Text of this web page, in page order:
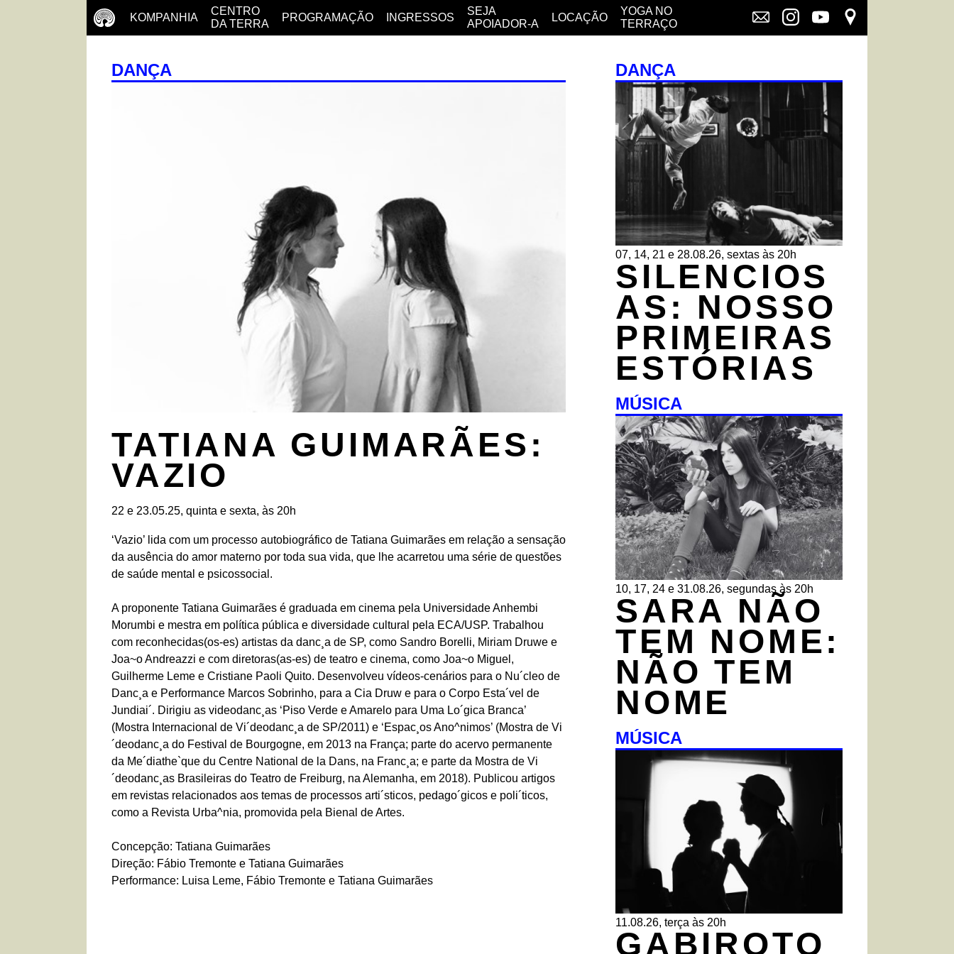
KOMPANHIA
CENTRO
DA TERRA
PROGRAMAÇÃO INGRESSOS
SEJA
APOIADOR-A
LOCAÇÃO
YOGA NO
TERRAÇO
DANÇA
TATIANA GUIMARÃES:
VAZIO
22 e 23.05.25, quinta e sexta, às 20h
‘Vazio’ lida com um processo autobiográfico de Tatiana Guimarães em relação a sensação
da ausência do amor materno por toda sua vida, que lhe acarretou uma série de questões
de saúde mental e psicossocial.
A proponente Tatiana Guimarães é graduada em cinema pela Universidade Anhembi
Morumbi e mestra em política pública e diversidade cultural pela ECA/USP. Trabalhou
com reconhecidas(os-es) artistas da danc¸a de SP, como Sandro Borelli, Miriam Druwe e
Joa~o Andreazzi e com diretoras(as-es) de teatro e cinema, como Joa~o Miguel,
Guilherme Leme e Cristiane Paoli Quito. Desenvolveu vídeos-cenários para o Nu´cleo de
Danc¸a e Performance Marcos Sobrinho, para a Cia Druw e para o Corpo Esta´vel de
Jundiai´. Dirigiu as videodanc¸as ‘Piso Verde e Amarelo para Uma Lo´gica Branca’
(Mostra Internacional de Vi´deodanc¸a de SP/2011) e ‘Espac¸os Ano^nimos’ (Mostra de Vi
´deodanc¸a do Festival de Bourgogne, em 2013 na França; parte do acervo permanente
da Me´diathe`que du Centre National de la Dans, na Franc¸a; e parte da Mostra de Vi
´deodanc¸as Brasileiras do Teatro de Freiburg, na Alemanha, em 2018). Publicou artigos
em revistas relacionados aos temas de processos arti´sticos, pedago´gicos e poli´ticos,
como a Revista Urba^nia, promovida pela Bienal de Artes.
Concepção: Tatiana Guimarães
Direção: Fábio Tremonte e Tatiana Guimarães
Performance: Luisa Leme, Fábio Tremonte e Tatiana Guimarães
DANÇA
07, 14, 21 e 28.08.26, sextas às 20h
SILENCIOS
AS: NOSSO
PRIMEIRAS
ESTÓRIAS
MÚSICA
10, 17, 24 e 31.08.26, segundas às 20h
SARA NÃO
TEM NOME:
NÃO TEM
NOME
MÚSICA
11.08.26, terça às 20h
GABIROTO